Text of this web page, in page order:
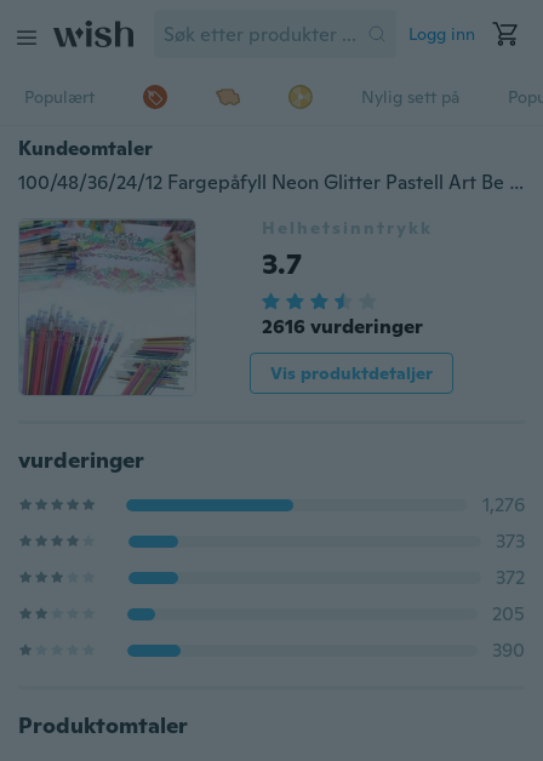
Logg inn
Populært Nylig sett på
Kundeomtaler
100/48/36/24/12 Fargepåfyll Neon Glitter Pastell Art Be Smart Replace
Helhetsinntrykk
3.7
2616 vurderinger
Vis produktdetaljer
vurderinger
1,276
373
372
205
390
Produktomtaler